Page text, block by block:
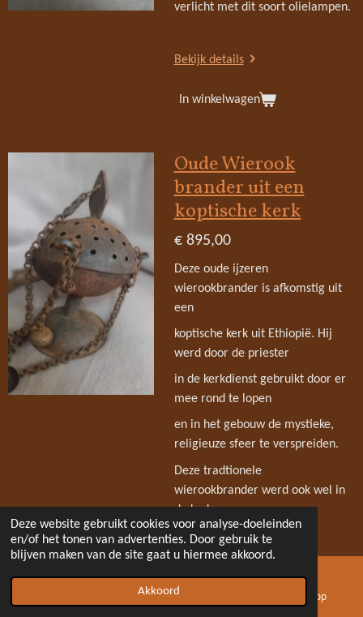
Deze website gebruikt cookies voor analyse-doeleinden
en/of het tonen van advertenties. Door gebruik te
blijven maken van de site gaat u hiermee akkoord.
Akkoord
verlicht met dit soort olielampen.
Bekijk details
In winkelwagen
Oude Wierook
brander uit een
koptische kerk
€ 895,00
Deze oude ijzeren
wierookbrander is afkomstig uit
een
koptische kerk uit Ethiopië. Hij
werd door de priester
in de kerkdienst gebruikt door er
mee rond te lopen
en in het gebouw de mystieke,
religieuze sfeer te verspreiden.
Deze tradtionele
wierookbrander werd ook wel in
de kerk
neergezet of opgehangen.
Een deel van verkoolde
wierookresten zit er nog in.
Naar schatting is dit exemplaar
Telefoonnummer WhatsApp